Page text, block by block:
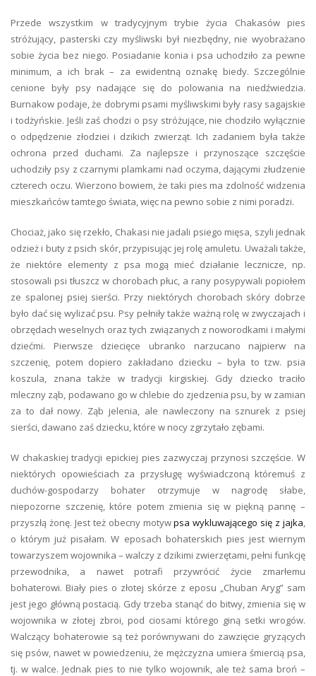
Przede wszystkim w tradycyjnym trybie życia Chakasów pies
stróżujący, pasterski czy myśliwski był niezbędny, nie wyobrażano
sobie życia bez niego. Posiadanie konia i psa uchodziło za pewne
minimum, a ich brak – za ewidentną oznakę biedy. Szczególnie
cenione były psy nadające się do polowania na niedźwiedzia.
Burnakow podaje, że dobrymi psami myśliwskimi były rasy sagajskie
i todżyńskie. Jeśli zaś chodzi o psy stróżujące, nie chodziło wyłącznie
o odpędzenie złodziei i dzikich zwierząt. Ich zadaniem była także
ochrona przed duchami. Za najlepsze i przynoszące szczęście
uchodziły psy z czarnymi plamkami nad oczyma, dającymi złudzenie
czterech oczu. Wierzono bowiem, że taki pies ma zdolność widzenia
mieszkańców tamtego świata, więc na pewno sobie z nimi poradzi.
Chociaż, jako się rzekło, Chakasi nie jadali psiego mięsa, szyli jednak
odzież i buty z psich skór, przypisując jej rolę amuletu. Uważali także,
że niektóre elementy z psa mogą mieć działanie lecznicze, np.
stosowali psi tłuszcz w chorobach płuc, a rany posypywali popiołem
ze spalonej psiej sierści. Przy niektórych chorobach skóry dobrze
było dać się wylizać psu. Psy pełniły także ważną rolę w zwyczajach i
obrzędach weselnych oraz tych związanych z noworodkami i małymi
dziećmi. Pierwsze dziecięce ubranko narzucano najpierw na
szczenię, potem dopiero zakładano dziecku – była to tzw. psia
koszula, znana także w tradycji kirgiskiej. Gdy dziecko traciło
mleczny ząb, podawano go w chlebie do zjedzenia psu, by w zamian
za to dał nowy. Ząb jelenia, ale nawleczony na sznurek z psiej
sierści, dawano zaś dziecku, które w nocy zgrzytało zębami.
W chakaskiej tradycji epickiej pies zazwyczaj przynosi szczęście. W
niektórych opowieściach za przysługę wyświadczoną któremuś z
duchów-gospodarzy bohater otrzymuje w nagrodę słabe,
niepozorne szczenię, które potem zmienia się w piękną pannę –
przyszłą żonę. Jest też obecny motywpsa wykluwającego się z jajka,
o którym już pisałam. W eposach bohaterskich pies jest wiernym
towarzyszem wojownika – walczy z dzikimi zwierzętami, pełni funkcję
przewodnika, a nawet potrafi przywrócić życie zmarłemu
bohaterowi. Biały pies o złotej skórze z eposu „Chuban Aryg” sam
jest jego główną postacią. Gdy trzeba stanąć do bitwy, zmienia się w
wojownika w złotej zbroi, pod ciosami którego giną setki wrogów.
Walczący bohaterowie są też porównywani do zawzięcie gryzących
się psów, nawet w powiedzeniu, że mężczyzna umiera śmiercią psa,
tj. w walce. Jednak pies to nie tylko wojownik, ale też sama broń –